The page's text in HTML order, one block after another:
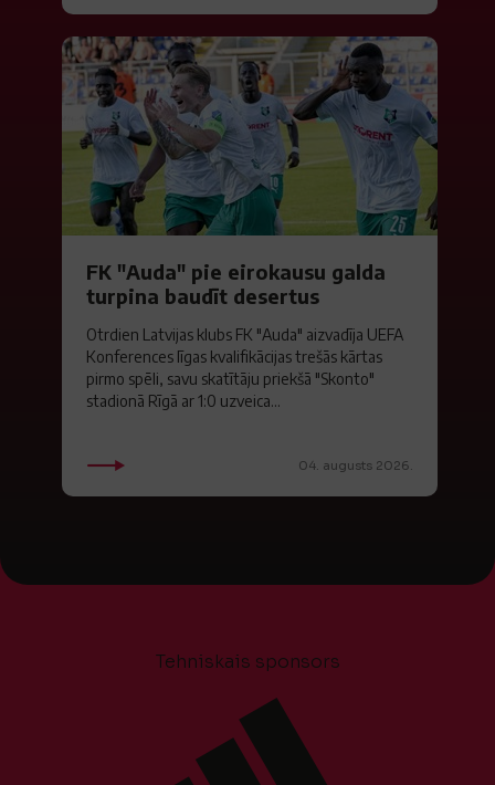
FK "Auda" pie eirokausu galda
turpina baudīt desertus
Otrdien Latvijas klubs FK "Auda" aizvadīja UEFA
Konferences līgas kvalifikācijas trešās kārtas
pirmo spēli, savu skatītāju priekšā "Skonto"
stadionā Rīgā ar 1:0 uzveica...
04. augusts 2026.
Tehniskais sponsors